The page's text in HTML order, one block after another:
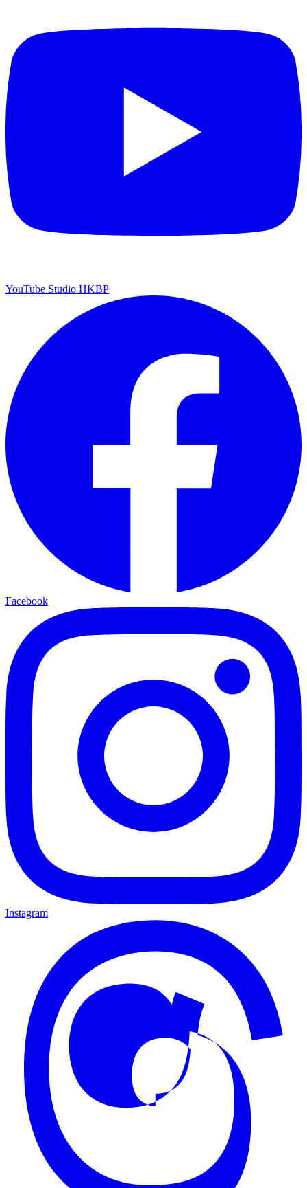
YouTube Studio HKBP
Facebook
Instagram